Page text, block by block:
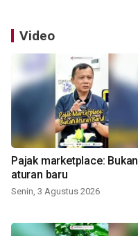
Video
Pajak marketplace: Bukan
aturan baru
Senin, 3 Agustus 2026